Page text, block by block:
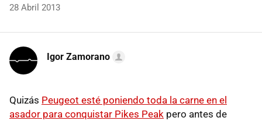
28 Abril 2013
Igor Zamorano
Quizás Peugeot esté poniendo toda la carne en el
asador para conquistar Pikes Peak pero antes de